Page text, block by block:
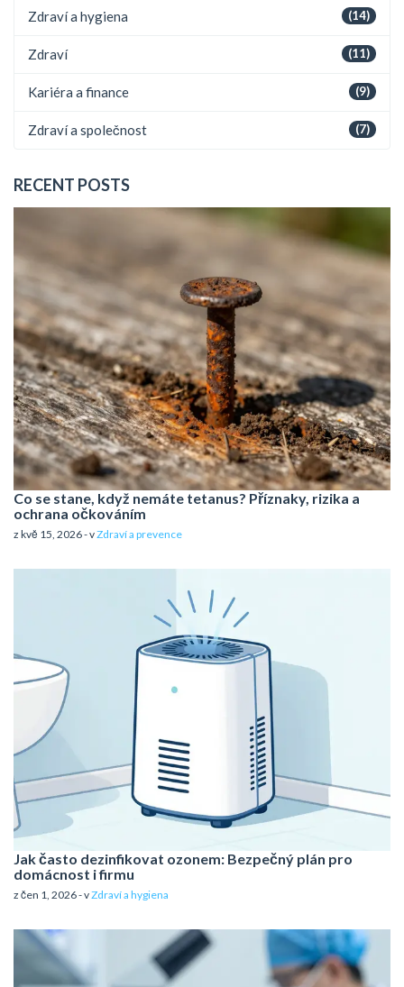
(14)
Zdraví a hygiena
(11)
Zdraví
(9)
Kariéra a finance
(7)
Zdraví a společnost
RECENT POSTS
Co se stane, když nemáte tetanus? Příznaky, rizika a
ochrana očkováním
z kvě 15, 2026 - vZdraví a prevence
Jak často dezinfikovat ozonem: Bezpečný plán pro
domácnost i firmu
z čen 1, 2026 - vZdraví a hygiena